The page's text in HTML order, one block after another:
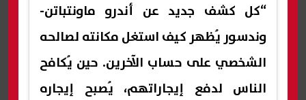
“كل كشف جديد عن أندرو ماونتباتن-
وندسور يُظهر كيف استغل مكانته لصالحه
الشخصي على حساب الآخرين. حين يُكافح
الناس لدفع إيجاراتهم، يُصبح إيجاره